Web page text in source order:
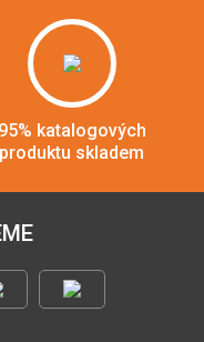
95% katalogových
produktu skladem